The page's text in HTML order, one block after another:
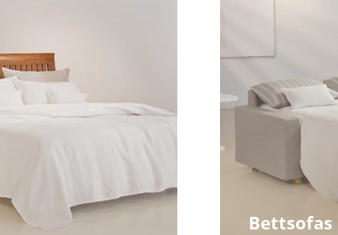
Bettsofas